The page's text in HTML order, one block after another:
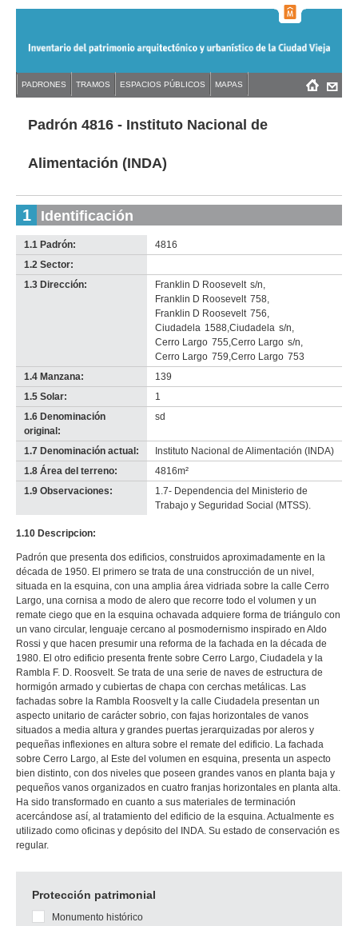
navigation
Back
topPadrón 4816 - Instituto Nacional de
Alimentación (INDA)
1 Identificación
1.1 Padrón:
4816
1.2 Sector:
no
info-
1.3 Dirección: Franklin D Roosevelt s/n,
Franklin D Roosevelt 758,
Franklin D Roosevelt 756,
Ciudadela 1588,Ciudadela s/n,
Cerro Largo 755,Cerro Largo s/n,
Cerro Largo 759,Cerro Largo 753
1.4 Manzana:
139
1.5 Solar:
1
1.6 Denominación
original:
sd
1.7 Denominación actual:
Instituto Nacional de Alimentación (INDA)
1.8 Área del terreno:
4816m²
1.9 Observaciones:
1.7- Dependencia del Ministerio de
Trabajo y Seguridad Social (MTSS).
1.10 Descripcion:
Padrón que presenta dos edificios, construidos aproximadamente en la
década de 1950. El primero se trata de una construcción de un nivel,
situada en la esquina, con una amplia área vidriada sobre la calle Cerro
Largo, una cornisa a modo de alero que recorre todo el volumen y un
remate ciego que en la esquina ochavada adquiere forma de triángulo con
un vano circular, lenguaje cercano al posmodernismo inspirado en Aldo
Rossi y que hacen presumir una reforma de la fachada en la década de
1980. El otro edificio presenta frente sobre Cerro Largo, Ciudadela y la
Rambla F. D. Roosvelt. Se trata de una serie de naves de estructura de
hormigón armado y cubiertas de chapa con cerchas metálicas. Las
fachadas sobre la Rambla Roosvelt y la calle Ciudadela presentan un
aspecto unitario de carácter sobrio, con fajas horizontales de vanos
situados a media altura y grandes puertas jerarquizadas por aleros y
pequeñas inflexiones en altura sobre el remate del edificio. La fachada
sobre Cerro Largo, al Este del volumen en esquina, presenta un aspecto
bien distinto, con dos niveles que poseen grandes vanos en planta baja y
pequeños vanos organizados en cuatro franjas horizontales en planta alta.
Ha sido transformado en cuanto a sus materiales de terminación
acercándose así, al tratamiento del edificio de la esquina. Actualmente es
utilizado como oficinas y depósito del INDA. Su estado de conservación es
regular.
Protección patrimonial
Monumento histórico
Back
to Menú
PADRONES TRAMOS ESPACIOS PÚBLICOS MAPAS